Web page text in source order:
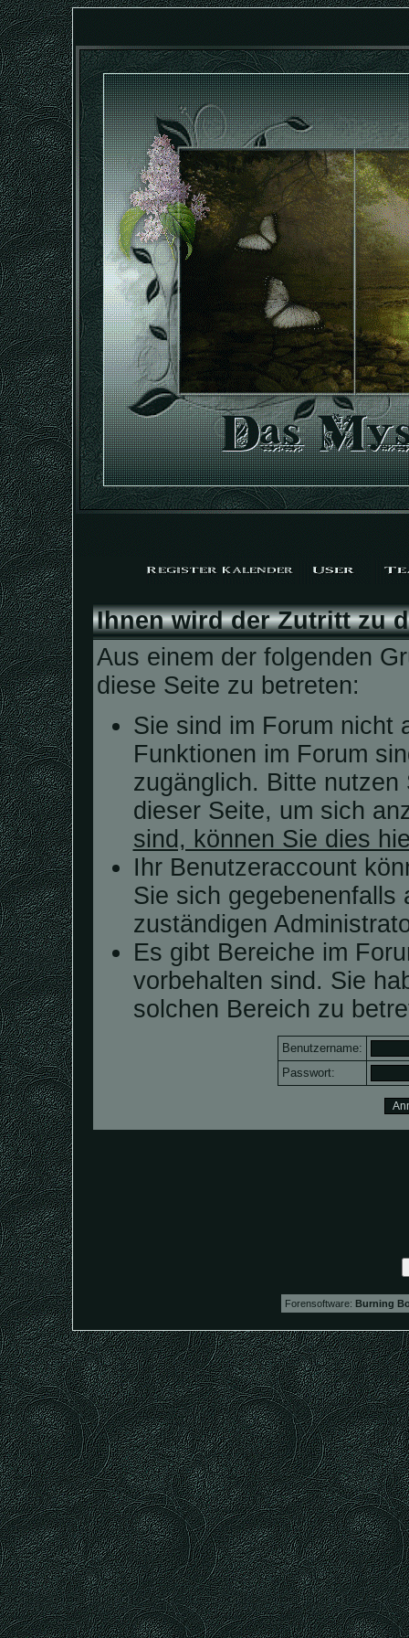
Ihnen wird der Zutritt zu
Aus einem der folgenden
diese Seite zu betreten:
Sie sind im Forum nicht
Funktionen im Forum
zugänglich. Bitte
dieser Seite, um sich
sind, können Sie dies
Ihr Benutzeraccount
Sie sich gegebenenfalls
zuständigen
Es gibt Bereiche im
vorbehalten sind. Sie
solchen Bereich zu
Benutzername:
Passwort:
Forensoftware: Burning